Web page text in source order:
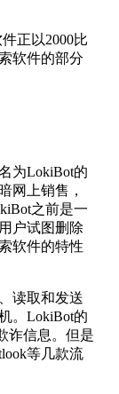
正以2000比
软件的部分
为LokiBot的
网上销售，
之前是一
户试图删除
软件的特性
读取和发送
。LokiBot的
诈信息。但是
等几款流